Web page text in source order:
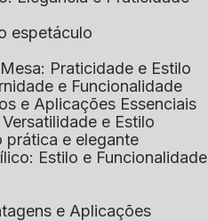
espetáculo
Praticidade e Estilo
e Funcionalidade
e Aplicações Essenciais
Versatilidade e Estilo
prática e elegante
Estilo e Funcionalidade
e Aplicações